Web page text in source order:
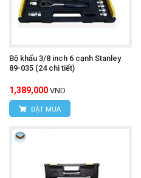
Bộ khẩu 3/8 inch 6 cạnh Stanley
89-035 (24 chi tiết)
1,389,000 VND
ĐẶT MUA